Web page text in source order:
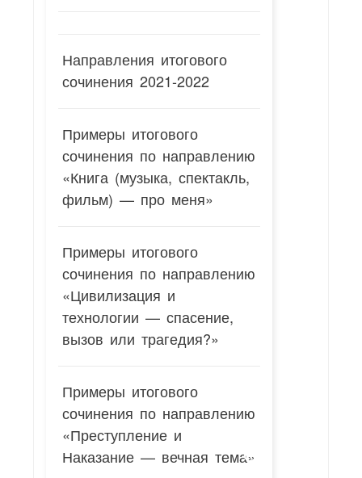
Направления итогового
сочинения 2021-2022
Примеры итогового
сочинения по направлению
«Книга (музыка, спектакль,
фильм) — про меня»
Примеры итогового
сочинения по направлению
«Цивилизация и
технологии — спасение,
вызов или трагедия?»
Примеры итогового
сочинения по направлению
«Преступление и
Наказание — вечная тема»